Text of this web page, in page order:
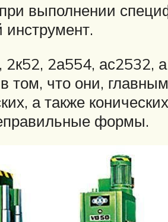
выполнении
2а554, ас2532,
том, что они,
а также
формы.